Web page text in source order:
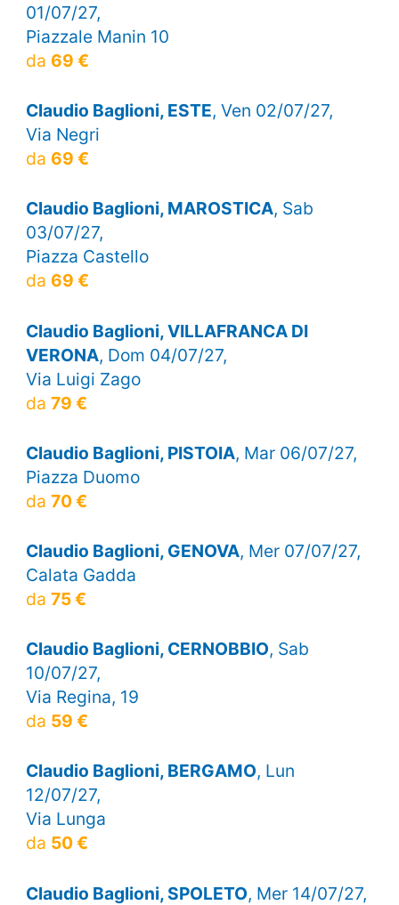
01/07/27,
Piazzale Manin 10
da 69 €
Claudio Baglioni, ESTE, Ven 02/07/27,
Via Negri
da 69 €
Claudio Baglioni, MAROSTICA, Sab
03/07/27,
Piazza Castello
da 69 €
Claudio Baglioni, VILLAFRANCA DI
VERONA, Dom 04/07/27,
Via Luigi Zago
da 79 €
Claudio Baglioni, PISTOIA, Mar 06/07/27,
Piazza Duomo
da 70 €
Claudio Baglioni, GENOVA, Mer 07/07/27,
Calata Gadda
da 75 €
Claudio Baglioni, CERNOBBIO, Sab
10/07/27,
Via Regina, 19
da 59 €
Claudio Baglioni, BERGAMO, Lun
12/07/27,
Via Lunga
da 50 €
Claudio Baglioni, SPOLETO, Mer 14/07/27,